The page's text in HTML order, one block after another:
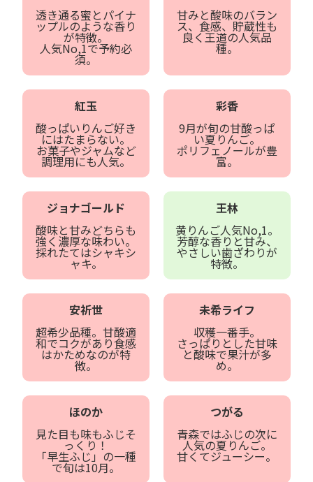
透き通る蜜とパイナ
ップルのような香り
が特徴。
人気No,1で予約必
須。
甘みと酸味のバラン
ス、食感、貯蔵性も
良く王道の人気品
種。
紅玉
酸っぱいりんご好き
にはたまらない。
お菓子やジャムなど
調理用にも人気。
彩香
9月が旬の甘酸っぱ
い夏りんご。
ポリフェノールが豊
富。
ジョナゴールド
酸味と甘みどちらも
強く濃厚な味わい。
採れたてはシャキシ
ャキ。
王林
黄りんご人気No,1。
芳醇な香りと甘み、
やさしい歯ざわりが
特徴。
安祈世
超希少品種。甘酸適
和でコクがあり食感
はかためなのが特
徴。
未希ライフ
収穫一番手。
さっぱりとした甘味
と酸味で果汁が多
め。
ほのか
見た目も味もふじそ
っくり！
「早生ふじ」の一種
で旬は10月。
つがる
青森ではふじの次に
人気の夏りんご。
甘くてジューシー。